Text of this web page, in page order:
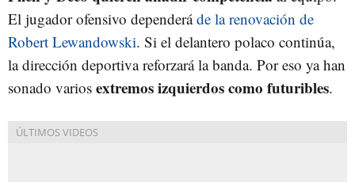
El jugador ofensivo dependeráde la renovación de
Robert Lewandowski. Si el delantero polaco continúa,
la dirección deportiva reforzará la banda. Por eso ya han
sonado varios extremos izquierdos como futuribles.